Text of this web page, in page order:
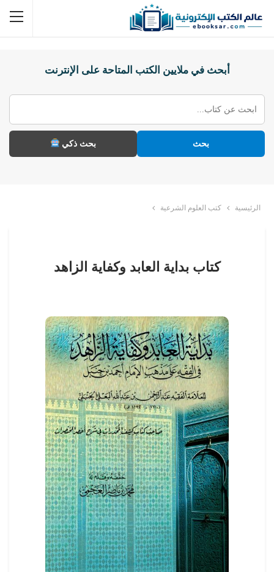
أبحث في ملايين الكتب المتاحة على الإنترنت
بحث بحث ذكي
الرئيسية كتب العلوم الشرعية
كتاب بداية العابد وكفاية الزاهد